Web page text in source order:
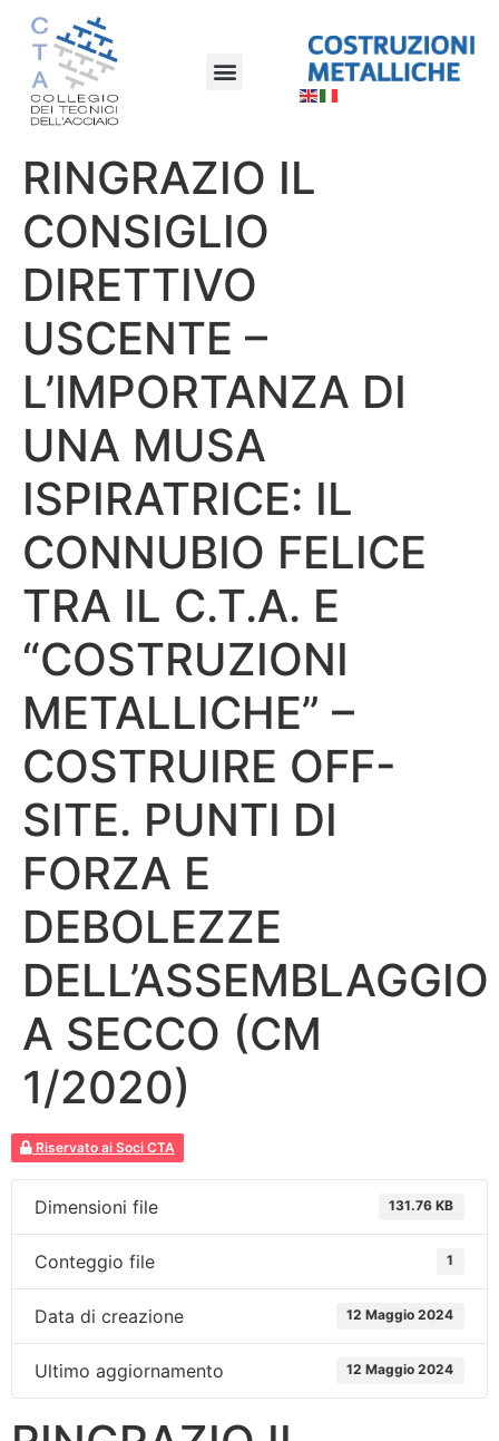
RINGRAZIO IL
CONSIGLIO
DIRETTIVO
USCENTE –
L’IMPORTANZA DI
UNA MUSA
ISPIRATRICE: IL
CONNUBIO FELICE
TRA IL C.T.A. E
“COSTRUZIONI
METALLICHE” –
COSTRUIRE OFF-
SITE. PUNTI DI
FORZA E
DEBOLEZZE
DELL’ASSEMBLAGGIO
A SECCO (CM
1/2020)
Riservato ai Soci CTA
Dimensioni file 131.76 KB
Conteggio file 1
Data di creazione 12 Maggio 2024
Ultimo aggiornamento 12 Maggio 2024